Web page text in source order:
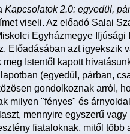
Kapcsolatok 2.0: egyedül,
viseli. Az előadó Salai
Egyházmegye Ifjúsági
Előadásában azt igyekszik
meg Istentől kapott
(egyedül, párban,
gondolkoznak arról,
milyen "fényes" és
mennyire egyszerű vagy
fiataloknak, mitől több